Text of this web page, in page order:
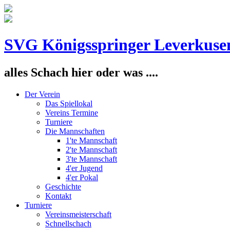
SVG Königsspringer
alles Schach hier oder was ....
Der Verein
Das Spiellokal
Vereins Termine
Turniere
Die Mannschaften
1'te Mannschaft
2'te Mannschaft
3'te Mannschaft
4'er Jugend
4'er Pokal
Geschichte
Kontakt
Turniere
Vereinsmeisterschaft
Schnellschach